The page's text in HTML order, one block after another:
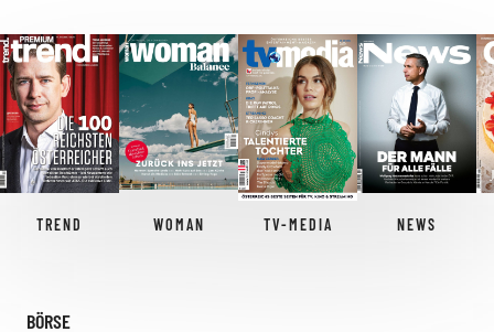
TREND WOMAN TV-MEDIA NEWS
BÖRSE